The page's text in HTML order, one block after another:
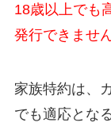
18歳以上でも
発行できませ
家族特約は、
でも適応とな